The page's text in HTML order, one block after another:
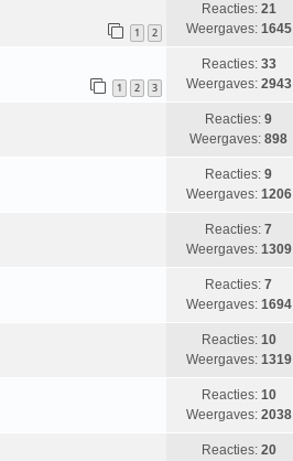
1 2
Reacties: 21
Weergaves: 1645
1 2 3
Reacties: 33
Weergaves: 2943
Reacties:9
Weergaves:898
Reacties:9
Weergaves: 1206
Reacties:7
Weergaves: 1309
Reacties:7
Weergaves: 1694
Reacties: 10
Weergaves: 1319
Reacties: 10
Weergaves: 2038
Reacties: 20